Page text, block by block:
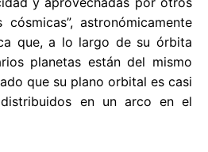
astronómicamente
que, a lo largo de su órbita
planetas están del mismo
que su plano orbital es casi
en un arco en el